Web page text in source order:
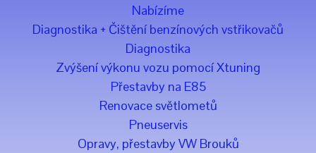
Nabízíme
Diagnostika + Čištění benzínových vstřikovačů
Diagnostika
Zvýšení výkonu vozu pomocí Xtuning
Přestavby na E85
Renovace světlometů
Pneuservis
Opravy, přestavby VW Brouků